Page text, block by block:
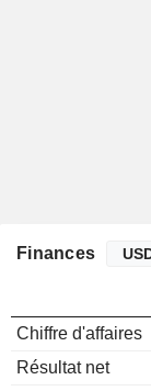
Finances
Chiffre d'affaires
Résultat net